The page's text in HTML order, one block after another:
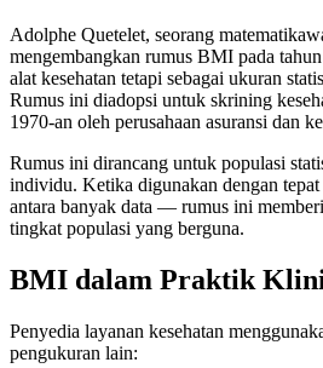
Adolphe Quetelet, seorang
mengembangkan rumus BMI pada
alat kesehatan tetapi sebagai ukuran
Rumus ini diadopsi untuk skrining
1970-an oleh perusahaan asuransi dan
Rumus ini dirancang untuk populasi
individu. Ketika digunakan dengan
antara banyak data — rumus ini
tingkat populasi yang berguna.
BMI dalam Praktik
Penyedia layanan kesehatan
pengukuran lain: